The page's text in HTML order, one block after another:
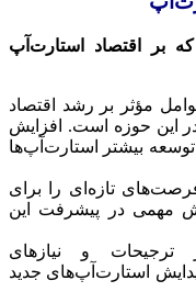
بر اقتصاد استارت‌آپ
مؤثر بر رشد اقتصاد
این حوزه است. افزایش
بیشتر استارت‌آپ‌ها
تازه‌ای را برای
مهمی در پیشرفت این
ترجیحات و نیازهای
استارت‌آپ‌های جدید